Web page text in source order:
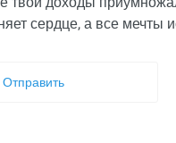
сердце, а все мечты
Отправить